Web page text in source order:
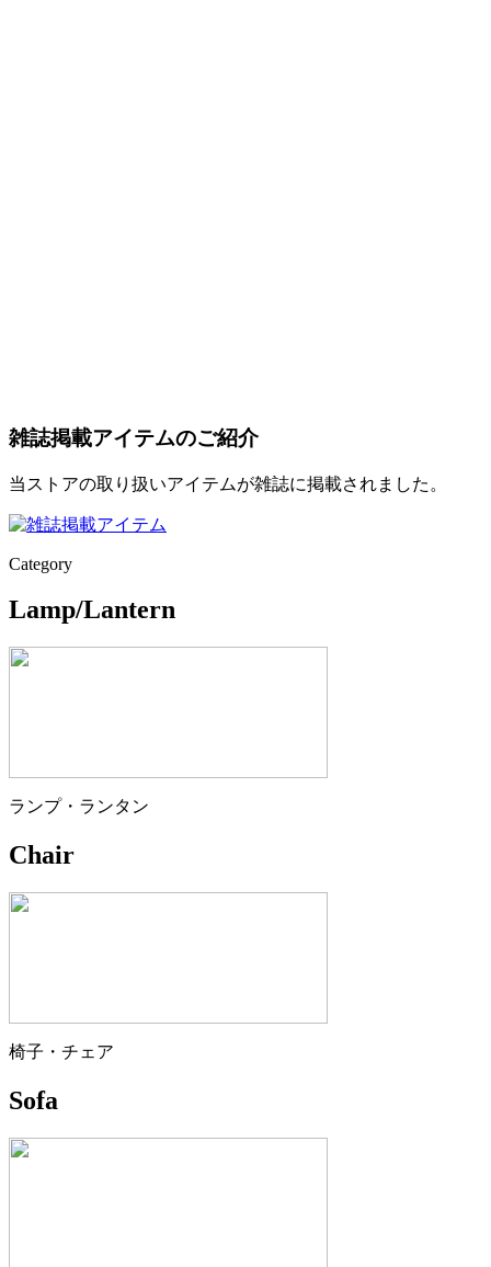
雑誌掲載アイテムのご紹介
当ストアの取り扱いアイテムが雑誌に掲載されました。
Category
Lamp/Lantern
ランプ・ランタン
Chair
椅子・チェア
Sofa